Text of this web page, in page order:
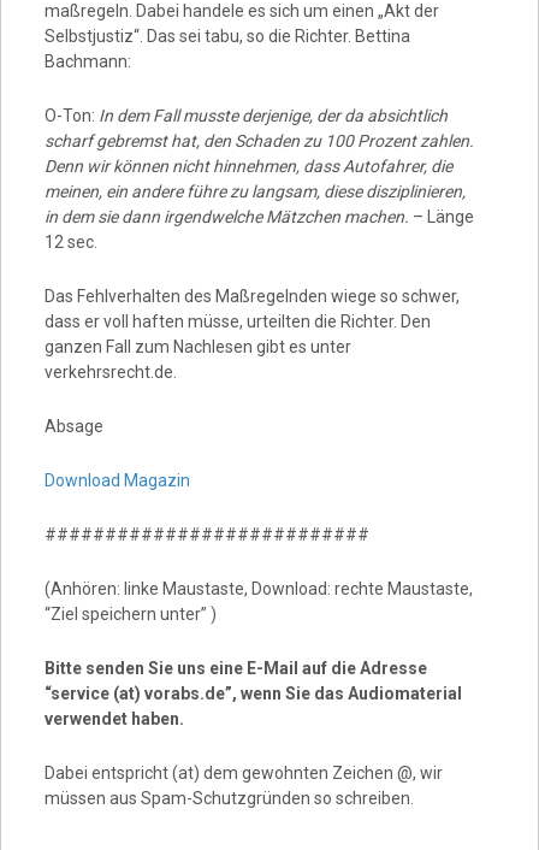
maßregeln. Dabei handele es sich um einen „Akt der
Selbstjustiz“. Das sei tabu, so die Richter. Bettina
Bachmann:
O-Ton: In dem Fall musste derjenige, der da absichtlich
scharf gebremst hat, den Schaden zu 100 Prozent zahlen.
Denn wir können nicht hinnehmen, dass Autofahrer, die
meinen, ein andere führe zu langsam, diese disziplinieren,
in dem sie dann irgendwelche Mätzchen machen. – Länge
12 sec.
Das Fehlverhalten des Maßregelnden wiege so schwer,
dass er voll haften müsse, urteilten die Richter. Den
ganzen Fall zum Nachlesen gibt es unter
verkehrsrecht.de.
Absage
Download Magazin
###########################
(Anhören: linke Maustaste, Download: rechte Maustaste,
“Ziel speichern unter” )
Bitte senden Sie uns eine E-Mail auf die Adresse
“service (at) vorabs.de”, wenn Sie das Audiomaterial
verwendet haben.
Dabei entspricht (at) dem gewohnten Zeichen @, wir
müssen aus Spam-Schutzgründen so schreiben.